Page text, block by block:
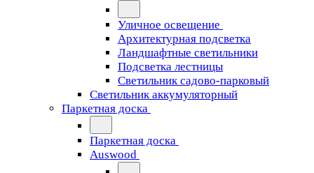
Уличное освещение
Архитектурная подсветка
Ландшафтные светильники
Подсветка лестницы
Светильник садово-парковый
Светильник аккумуляторный
Паркетная доска
Паркетная доска
Auswood